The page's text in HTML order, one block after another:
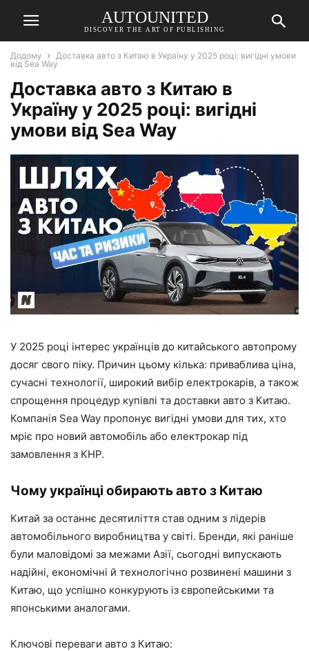
AUTOUNITED
DISCOVER THE ART OF PUBLISHING
Додому
Доставка авто з Китаю в Україну у 2025 році: вигідні умови
від Sea Way
Доставка авто з Китаю в
Україну у 2025 році: вигідні
умови від Sea Way
У 2025 році інтерес українців до китайського автопрому
досяг свого піку. Причин цьому кілька: приваблива ціна,
сучасні технології, широкий вибір електрокарів, а також
спрощення процедур купівлі та доставки авто з Китаю.
Компанія Sea Way пропонує вигідні умови для тих, хто
мріє про новий автомобіль або електрокар під
замовлення з КНР.
Чому українці обирають авто з Китаю
Китай за останнє десятиліття став одним з лідерів
автомобільного виробництва у світі. Бренди, які раніше
були маловідомі за межами Азії, сьогодні випускають
надійні, економічні й технологічно розвинені машини з
Китаю, що успішно конкурують із європейськими та
японськими аналогами.
Ключові переваги авто з Китаю: